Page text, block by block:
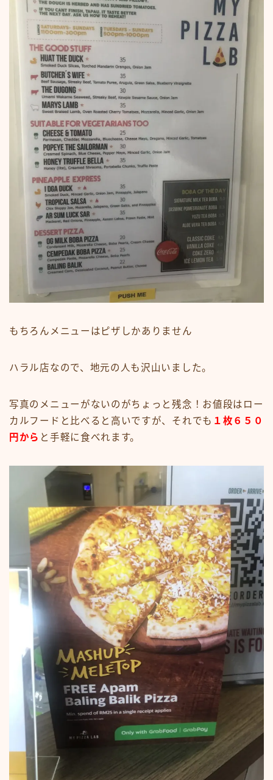
もちろんメニューはピザしかありません
ハラル店なので、地元の人も沢山いました。
写真のメニューがないのがちょっと残念！お値段はロー
カルフードと比べると高いですが、それでも １枚６５０
円から と手軽に食べれます。